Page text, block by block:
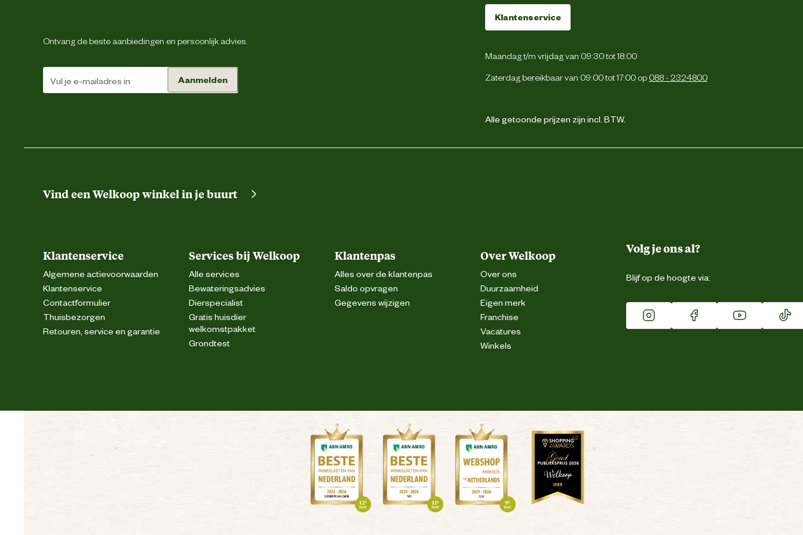
Ontvang de beste aanbiedingen en persoonlijk advies.
Aanmelden
Klantenservice
Maandag t/m vrijdag van 09:30 tot 18:00
Zaterdag bereikbaar van 09:00 tot 17:00 op 088 - 2324800
Alle getoonde prijzen zijn incl. BTW.
Vind een Welkoop winkel in je buurt
Klantenservice
Algemene actievoorwaarden
Klantenservice
Contactformulier
Thuisbezorgen
Retouren, service en garantie
Services bij Welkoop
Alle services
Bewateringsadvies
Dierspecialist
Gratis huisdier
welkomstpakket
Grondtest
Klantenpas
Alles over de klantenpas
Saldo opvragen
Gegevens wijzigen
Over Welkoop
Over ons
Duurzaamheid
Eigen merk
Franchise
Vacatures
Winkels
Volg je ons al?
Blijf op de hoogte via: